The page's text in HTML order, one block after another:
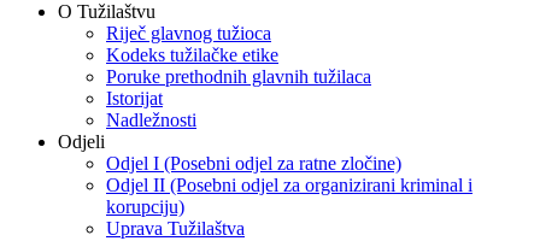
O Tužilaštvu
Riječ glavnog tužioca
Kodeks tužilačke etike
Poruke prethodnih glavnih tužilaca
Istorijat
Nadležnosti
Odjeli
Odjel I (Posebni odjel za ratne zločine)
Odjel II (Posebni odjel za organizirani kriminal i
korupciju)
Uprava Tužilaštva